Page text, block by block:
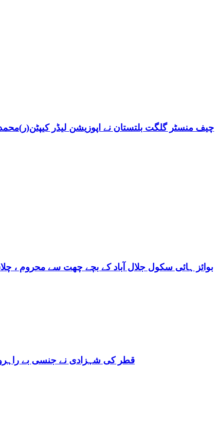
چیف منسٹر گلگت بلتستان نے اپوزیشن لیڈر
بوائز ہائی سکول جلال آباد کے بچے چھت سے محروم ،
قطر کی شہزادی نے جنسی بے راہروی میں مغرب کو